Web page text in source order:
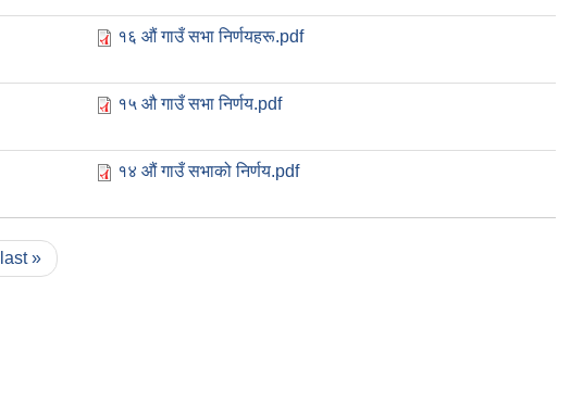
१६ औं गाउँ सभा निर्णयहरू.pdf
१५ औ गाउँ सभा निर्णय.pdf
१४ औं गाउँ सभाको निर्णय.pdf
last »